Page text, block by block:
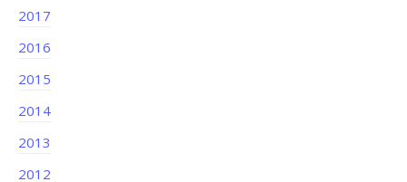
2017
2016
2015
2014
2013
2012